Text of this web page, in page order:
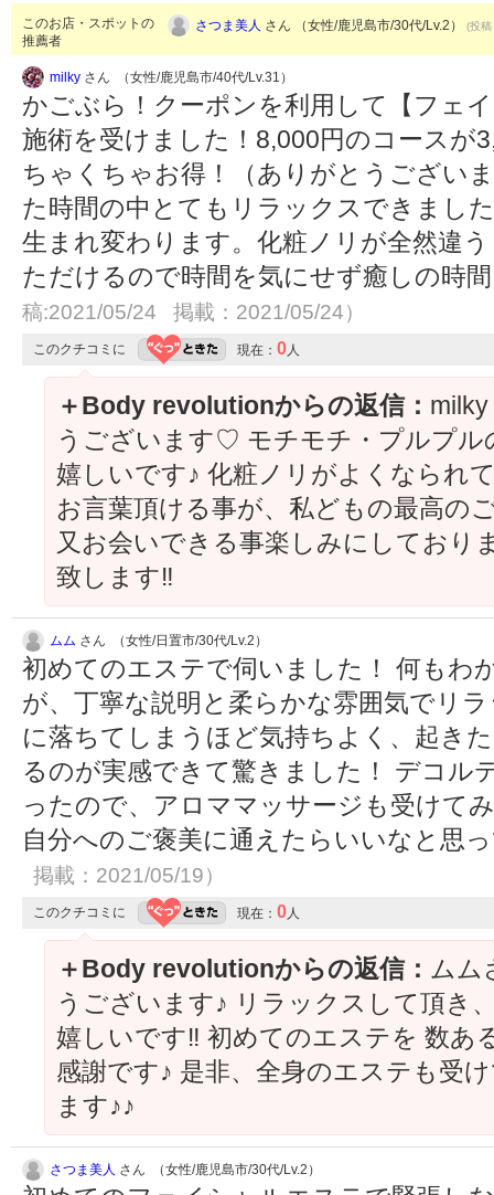
このお店・スポットの
推薦者
さつま美人 さん （女性/鹿児島市/30代/Lv.2） (投
milky さん （女性/鹿児島市/40代/Lv.31）
かごぶら！クーポンを利用して【フェ
施術を受けました！8,000円のコースが
ちゃくちゃお得！（ありがとうござい
た時間の中とてもリラックスできまし
生まれ変わります。化粧ノリが全然違
ただけるので時間を気にせず癒しの時
稿:2021/05/24 掲載：2021/05/24）
このクチコミに 現在： 0人
＋Body revolutionからの返信：
うございます♡ モチモチ・プルプル
嬉しいです♪ 化粧ノリがよくなられ
お言葉頂ける事が、私どもの最高の
又お会いできる事楽しみにしてお
致します‼︎
ムム さん （女性/日置市/30代/Lv.2）
初めてのエステで伺いました！ 何もわ
が、丁寧な説明と柔らかな雰囲気でリ
に落ちてしまうほど気持ちよく、起き
るのが実感できて驚きました！ デコル
ったので、アロママッサージも受けて
自分へのご褒美に通えたらいいなと思
掲載：2021/05/19）
このクチコミに 現在： 0人
＋Body revolutionからの返信： ムム
うございます♪ リラックスして頂き
嬉しいです‼︎ 初めてのエステを 数あ
感謝です♪ 是非、全身のエステも受
ます♪♪
さつま美人 さん （女性/鹿児島市/30代/Lv.2）